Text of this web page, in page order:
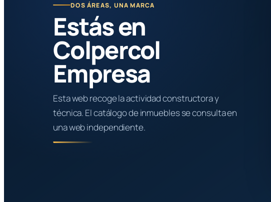
DOS ÁREAS, UNA MARCA
Estás en
Colpercol
Empresa
Esta web recoge la actividad constructora y
técnica. El catálogo de inmuebles se consulta en
una web independiente.